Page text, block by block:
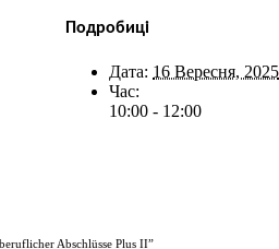
Подробиці
Дата: 16 Вересня, 2025
Час:
10:00 - 12:00
Abschlüsse Plus II”